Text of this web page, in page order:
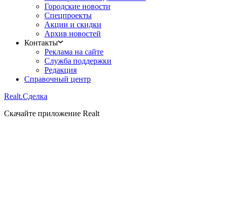
Городские новости
Спецпроекты
Акции и скидки
Архив новостей
Контакты
Реклама на сайте
Служба поддержки
Редакция
Справочный центр
Realt.Сделка
Скачайте приложение Realt